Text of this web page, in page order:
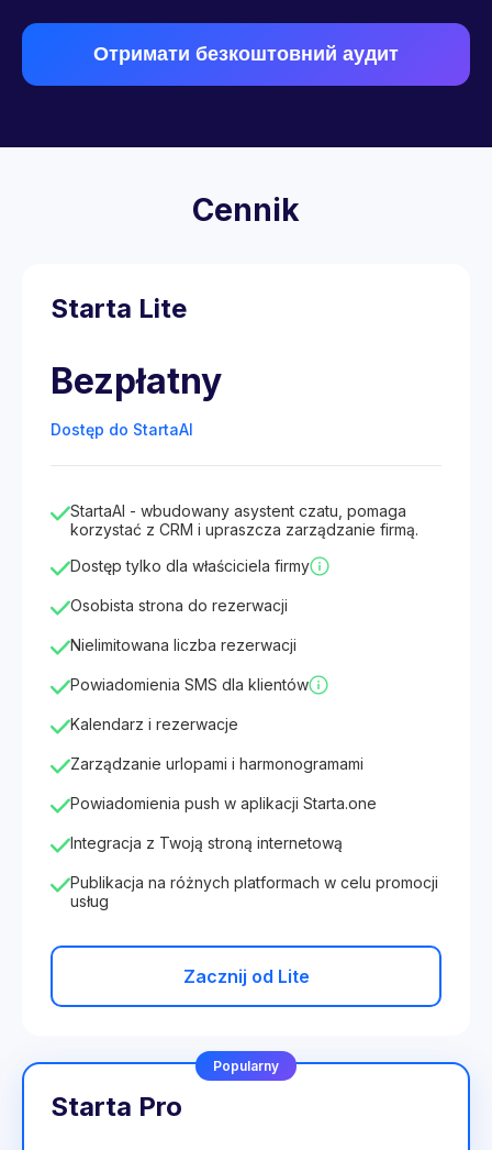
Отримати безкоштовний аудит
Cennik
Starta Lite
Bezpłatny
Dostęp do StartaAI
StartaAI - wbudowany asystent czatu, pomaga
korzystać z CRM i upraszcza zarządzanie firmą.
Dostęp tylko dla właściciela firmy
Osobista strona do rezerwacji
Nielimitowana liczba rezerwacji
Powiadomienia SMS dla klientów
Kalendarz i rezerwacje
Zarządzanie urlopami i harmonogramami
Powiadomienia push w aplikacji Starta.one
Integracja z Twoją stroną internetową
Publikacja na różnych platformach w celu promocji
usług
Zacznij od Lite
Popularny
Starta Pro